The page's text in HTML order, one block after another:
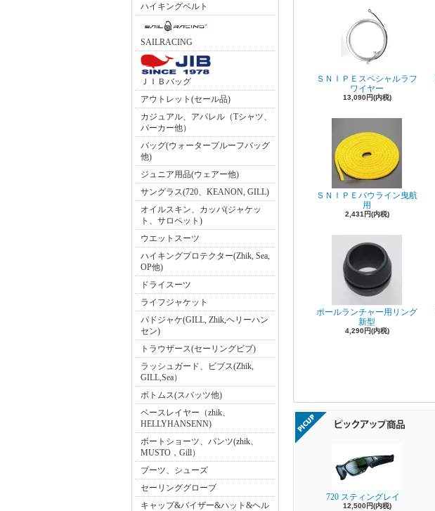
ハイキングベルト
SAILRACING
ＪＩＢバッグ
アウトレット(セール品)
カジュアル、アパレル（Tシャツ、
パーカー他）
バッグ(ウォータープルーフバッグ
他)
ジュニア用品(ウェアー他)
サングラス(720、KEANON, GILL)
オイルスキン、カッパ(ジャケッ
ト、サロペット)
ウエットスーツ
ハイキングプロテクター(Zhik, Sea,
OP他)
ドライスーツ
ライフジャケット
パドジャケ(GILL, Zhik,ヘリーハン
セン)
トラウザース(セーリングビブ)
ラッシュガード、ビブス(Zhik,
GILL,Sea）
ボトムス(スパッツ他)
ベースレイヤー（zhik、
HELLYHANSENN)
ボートショーツ、パンツ(zhik、
MUSTO，Gill）
ブーツ、シューズ
セーリンググローブ
キャップ&バイザー&ハット&ヘル
ＳＮＩＰＥスペシャルラフ
ワイヤー
13,090円(内税)
ＳＮＩＰＥバウライン曳航
用
2,431円(内税)
ポールランチャー用リング
新型
4,290円(内税)
720 スティングレイ
12,500円(内税)